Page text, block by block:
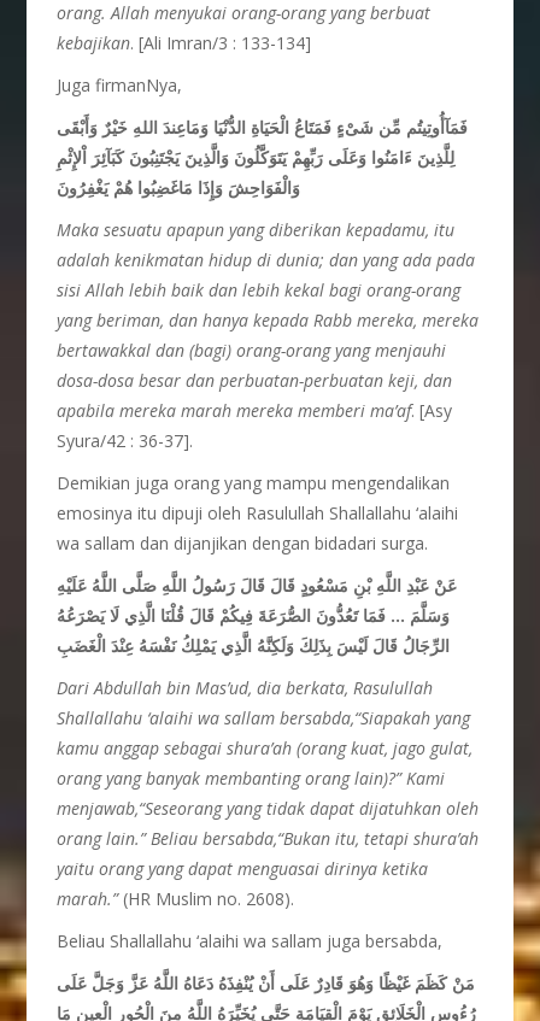
orang. Allah menyukai orang-orang yang berbuat
kebajikan. [Ali Imran/3 : 133-134]
Juga firmanNya,
فَمَآأُوتِيتُم مِّن شَىْءٍ فَمَتَاعُ الْحَيَاةِ الدُّنْيَا وَمَاعِندَ اللهِ خَيْرٌ وَأَبْقَى
لِلَّذِينَ ءَامَنُوا وَعَلَى رَبِّهِمْ يَتَوَكَّلُونَ وَالَّذِينَ يَجْتَنِبُونَ كَبَآئِرَ اْلإِثْمِ
وَالْفَوَاحِشَ وَإِذَا مَاغَضِبُوا هُمْ يَغْفِرُونَ
Maka sesuatu apapun yang diberikan kepadamu, itu
adalah kenikmatan hidup di dunia; dan yang ada pada
sisi Allah lebih baik dan lebih kekal bagi orang-orang
yang beriman, dan hanya kepada Rabb mereka, mereka
bertawakkal dan (bagi) orang-orang yang menjauhi
dosa-dosa besar dan perbuatan-perbuatan keji, dan
apabila mereka marah mereka memberi ma’af. [Asy
Syura/42 : 36-37].
Demikian juga orang yang mampu mengendalikan
emosinya itu dipuji oleh Rasulullah Shallallahu ‘alaihi
wa sallam dan dijanjikan dengan bidadari surga.
عَنْ عَبْدِ اللَّهِ بْنِ مَسْعُودٍ قَالَ قَالَ رَسُولُ اللَّهِ صَلَّى اللَّهُ عَلَيْهِ
وَسَلَّمَ … فَمَا تَعُدُّونَ الصُّرَعَةَ فِيكُمْ قَالَ قُلْنَا الَّذِي لَا يَصْرَعُهُ
الرِّجَالُ قَالَ لَيْسَ بِذَلِكَ وَلَكِنَّهُ الَّذِي يَمْلِكُ نَفْسَهُ عِنْدَ الْغَضَبِ
Dari Abdullah bin Mas’ud, dia berkata, Rasulullah
Shallallahu ‘alaihi wa sallam bersabda,“Siapakah yang
kamu anggap sebagai shura’ah (orang kuat, jago gulat,
orang yang banyak membanting orang lain)?” Kami
menjawab,“Seseorang yang tidak dapat dijatuhkan oleh
orang lain.” Beliau bersabda,“Bukan itu, tetapi shura’ah
yaitu orang yang dapat menguasai dirinya ketika
marah.”(HR Muslim no. 2608).
Beliau Shallallahu ‘alaihi wa sallam juga bersabda,
مَنْ كَظَمَ غَيْظًا وَهُوَ قَادِرٌ عَلَى أَنْ يُنْفِذَهُ دَعَاهُ اللَّهُ عَزَّ وَجَلَّ عَلَى
رُءُوسِ الْخَلَائِقِ يَوْمَ الْقِيَامَةِ حَتَّى يُخَيِّرَهُ اللَّهُ مِنَ الْحُورِ الْعِينِ مَا